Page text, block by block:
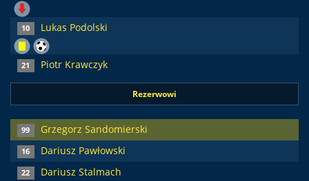
10 Lukas Podolski
21 Piotr Krawczyk
Rezerwowi
99 Grzegorz Sandomierski
16 Dariusz Pawłowski
22 Dariusz Stalmach